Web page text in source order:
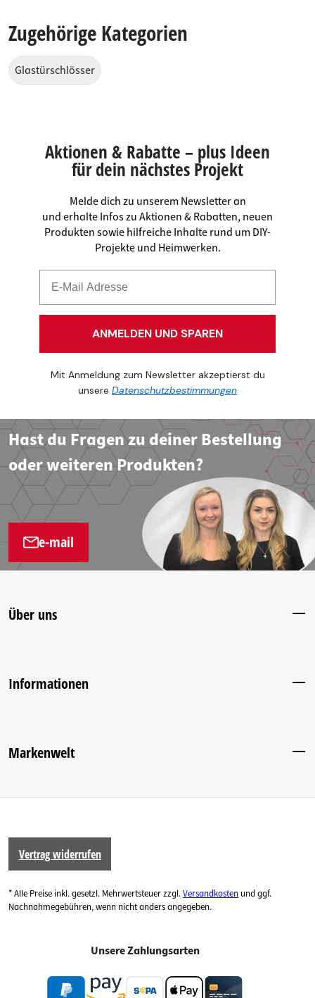
Zugehörige Kategorien
Glastürschlösser
Aktionen & Rabatte – plus Ideen
für dein nächstes Projekt
Melde dich zu unserem Newsletter an
und erhalte Infos zu Aktionen & Rabatten, neuen
Produkten sowie hilfreiche Inhalte rund um DIY-
Projekte und Heimwerken.
ANMELDEN UND SPAREN
Mit Anmeldung zum Newsletter akzeptierst du
unsere Datenschutzbestimmungen
Hast du Fragen zu deiner Bestellung
oder weiteren Produkten?
e-mail
Über uns
Informationen
Markenwelt
Vertrag widerrufen
* Alle Preise inkl. gesetzl. Mehrwertsteuer zzgl.Versandkosten und ggf.
Nachnahmegebühren, wenn nicht anders angegeben.
Unsere Zahlungsarten